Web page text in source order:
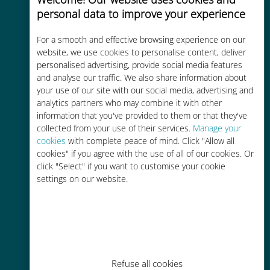
personal data to improve your experience
For a smooth and effective browsing experience on our
website, we use cookies to personalise content, deliver
personalised advertising, provide social media features
and analyse our traffic. We also share information about
your use of our site with our social media, advertising and
analytics partners who may combine it with other
information that you've provided to them or that they've
collected from your use of their services. Manage your
cookies with complete peace of mind. Click "Allow all
cookies" if you agree with the use of all of our cookies. Or
click "Select" if you want to customise your cookie
settings on our website.
Refuse all cookies
Mevcut operatörünüzle dolaşım
ücretlerinden %90'a kadar daha
ucuz
Kolay doldurma
Ubigi uygulaması aracılığıyla her